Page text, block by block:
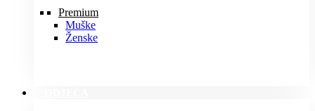
Premium
Muške
Ženske